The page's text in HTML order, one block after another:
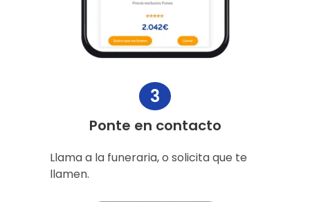
3
Ponte en contacto
Llama a la funeraria, o solicita que te
llamen.